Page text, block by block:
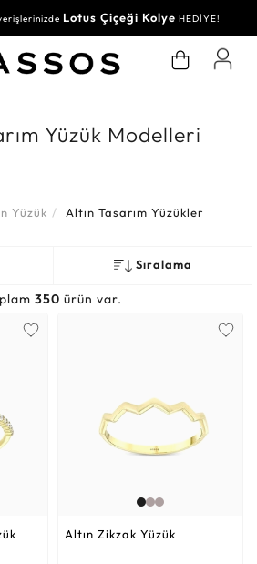
Lotus Çiçeği Kolye HEDİYE!
Su Yolu BileklikHEDİYE!
Yüzük Modelleri
Yüzük Altın Tasarım Yüzükler
Sıralama
350 ürün var.
Altın Zikzak Yüzük